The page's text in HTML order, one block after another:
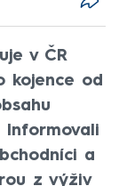
v ČR
kojence od
Informovali
a
z výživ